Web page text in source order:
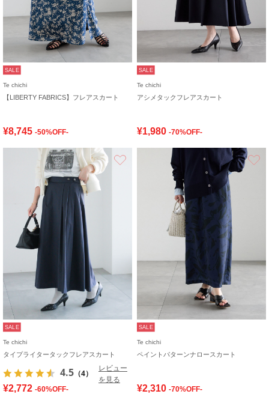
SALE
Te chichi
【LIBERTY FABRICS】フレアスカート
¥8,745 -50%OFF-
SALE
Te chichi
アシメタックフレアスカート
¥1,980 -70%OFF-
SALE
Te chichi
タイプライタータックフレアスカート
4.5 （4）
レビュー
を見る
¥2,772 -60%OFF-
SALE
Te chichi
ペイントパターンナロースカート
¥2,310 -70%OFF-